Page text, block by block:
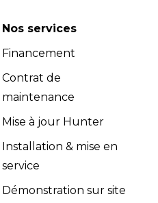
une sélection de
après-vente
extensions
domaine de
spécifiques. Les
et répondre à
grande importance à la
sont
Nos services
Financement
Contrat de
maintenance
Mise à jour Hunter
Installation & mise en
service
Démonstration sur site